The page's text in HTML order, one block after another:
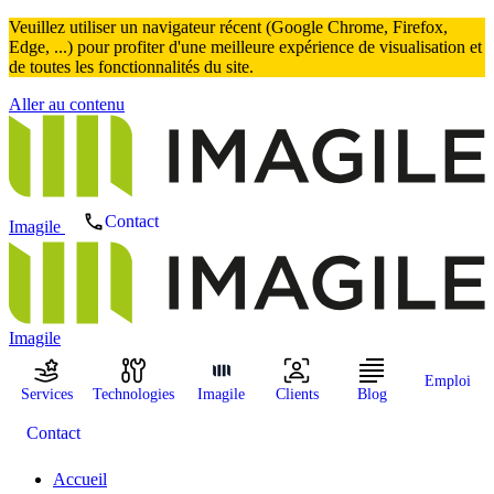
Veuillez utiliser un navigateur récent (Google Chrome, Firefox,
Edge, ...) pour profiter d'une meilleure expérience de visualisation et
de toutes les fonctionnalités du site.
Aller au contenu
Imagile Contact
Imagile
Services Technologies Imagile Clients Blog
Emploi
Contact
Accueil